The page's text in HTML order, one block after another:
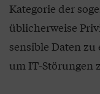
Kategorie der
üblicherweise
sensible Daten
um IT-Störungen